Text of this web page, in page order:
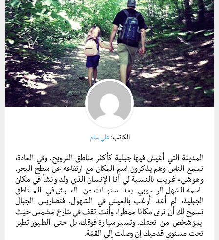
الكاتب:علي سام
المدينة التي أعيش فيها جبلية كأكثر مناطق النرويج. وفي العادة،
تسمع الناس وهم يذكرون اسم المكان مع ارتفاعه عن سطح البحر.
وهو شيء غريب بالنسبة لي أنا الإنسان الذي ولد ونشأ في مكان
اسمه السّهل الرسوبي. بعد سنوات من العيش في المناطق
الجبلية، لم أعد أرغب بالعيش في السّهول. فتضاريس الجبال
تسمح لك أن ترى مكانا ممطرا، وأنت تقف في شارع مشمس حيث
يمرّ شخص من تحتك. وتسير سيارة فوقك، بل حتى الطيور تطير
تحت مستوى قدميك إن وصلت إلى القمّة.